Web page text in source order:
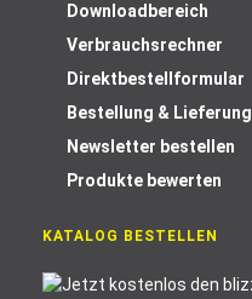
Downloadbereich
Verbrauchsrechner
Direktbestellformular
Bestellung & Lieferung
Newsletter bestellen
Produkte bewerten
KATALOG BESTELLEN